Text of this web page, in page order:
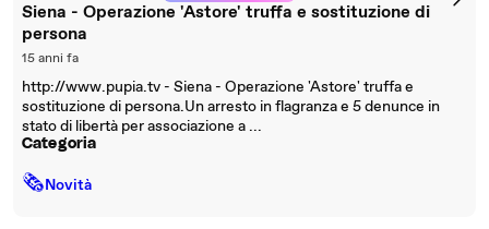
Siena - Operazione 'Astore' truffa e sostituzione di
persona
15 anni fa
http://www.pupia.tv - Siena - Operazione 'Astore' truffa e
sostituzione di persona.Un arresto in flagranza e 5 denunce in
stato di libertà per associazione a ...
Categoria
🗞Novità